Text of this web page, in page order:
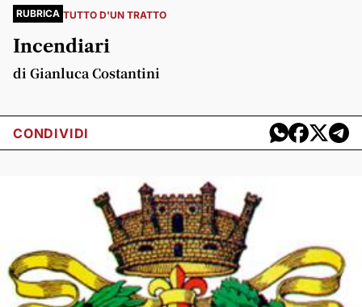
RUBRICA TUTTO D'UN TRATTO
Incendiari
di Gianluca Costantini
CONDIVIDI